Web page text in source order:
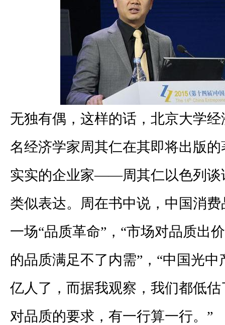
无独有偶，这样的话，北京大学
名经济学家周其仁在其即将出版
实实的企业家——周其仁以色列谈
类似表达。周在书中说，中国消
一场“品质革命”，“市场对品质出
的品质满足不了内需”，“中国光中
亿人了，而据我观察，我们都低
对品质的要求，有一行算一行。”